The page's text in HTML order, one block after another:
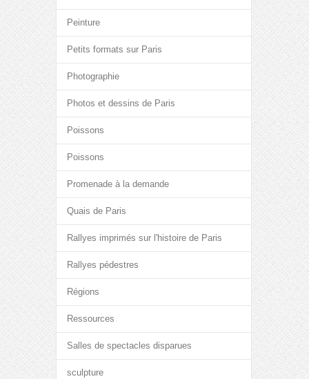
Peinture
Petits formats sur Paris
Photographie
Photos et dessins de Paris
Poissons
Poissons
Promenade à la demande
Quais de Paris
Rallyes imprimés sur l'histoire de Paris
Rallyes pédestres
Régions
Ressources
Salles de spectacles disparues
sculpture